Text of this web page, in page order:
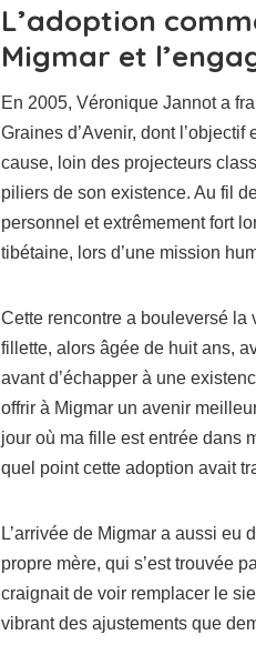
L’adoption
Migmar et
En 2005, Véronique Jannot a
Graines d’Avenir, dont
cause, loin des projecteurs
piliers de son existence. Au fil
personnel et extrêmement fort
tibétaine, lors d’une mission
Cette rencontre a bouleversé la
fillette, alors âgée de huit ans,
avant d’échapper à une
offrir à Migmar un avenir
jour où ma fille est entrée dans
quel point cette adoption avait
L’arrivée de Migmar a aussi eu
propre mère, qui s’est trouvée
craignait de voir remplacer le
vibrant des ajustements que